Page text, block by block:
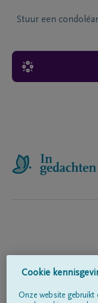
Stuur een
Cookie
Onze website